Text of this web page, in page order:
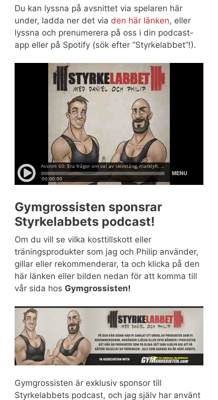
Du kan lyssna på avsnittet via spelaren här
under, ladda ner det via den här länken, eller
lyssna och prenumerera på oss i din podcast-
app eller på Spotify (sök efter ”Styrkelabbet”!).
Gymgrossisten sponsrar
Styrkelabbets podcast!
Om du vill se vilka kosttillskott eller
träningsprodukter som jag och Philip använder,
gillar eller rekommenderar, ta och klicka på den
här länken eller bilden nedan för att komma till
vår sida hos Gymgrossisten!
Gymgrossisten är exklusiv sponsor till
Styrkelabbets podcast, och jag själv har använt